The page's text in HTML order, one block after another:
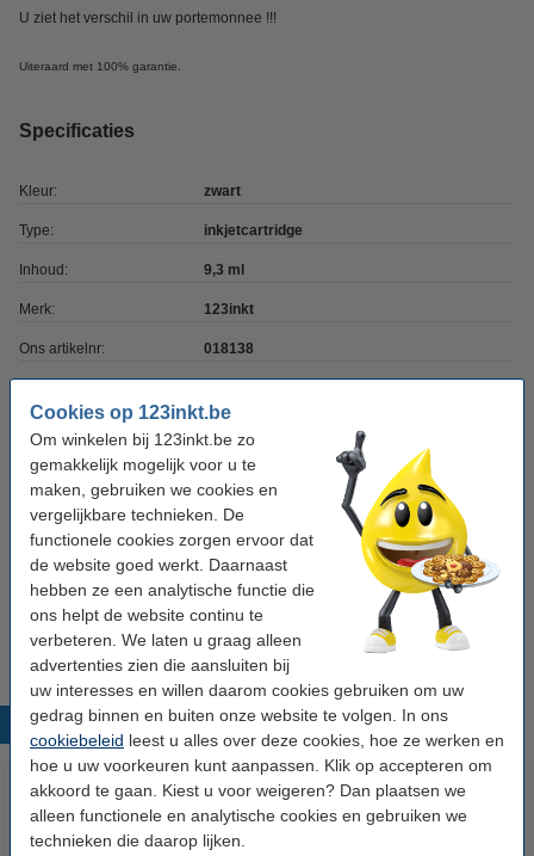
Cookies op 123inkt.be
Om winkelen bij 123inkt.be zo
gemakkelijk mogelijk voor u te
maken, gebruiken we cookies en
vergelijkbare technieken. De
functionele cookies zorgen ervoor dat
de website goed werkt. Daarnaast
hebben ze een analytische functie die
ons helpt de website continu te
verbeteren. We laten u graag alleen
advertenties zien die aansluiten bij
uw interesses en willen daarom cookies gebruiken om uw
gedrag binnen en buiten onze website te volgen. In ons
cookiebeleid leest u alles over deze cookies, hoe ze werken en
hoe u uw voorkeuren kunt aanpassen. Klik op accepteren om
akkoord te gaan. Kiest u voor weigeren? Dan plaatsen we
alleen functionele en analytische cookies en gebruiken we
technieken die daarop lijken.
U ziet het verschil in uw portemonnee !!!
Uiteraard met 100% garantie.
Specificaties
Kleur: zwart
Type: inkjetcartridge
Inhoud: 9,3 ml
Merk: 123inkt
Ons artikelnr: 018138
Kleur meebestellen
Canon CLI-36 inktcartridge kleur (123inkt
huismerk)
€ 7,50
Tip
Wij adviseren u om deze cartridge i.p.v. de originele cartridge te
nemen.
Populaire producten